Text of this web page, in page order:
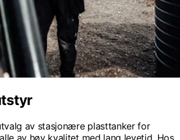
av stasjonære plasttanker for
av høy kvalitet med lang levetid. Hos